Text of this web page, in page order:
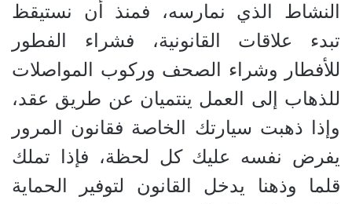
النشاط الذي نمارسه، فمنذ أن نستيقظ
تبدء علاقات القانونية، فشراء الفطور
للأفطار وشراء الصحف وركوب المواصلات
للذهاب إلى العمل ينتميان عن طريق عقد،
وإذا ذهبت سيارتك الخاصة فقانون المرور
يفرض نفسه عليك كل لحظة، فإذا تملك
قلما وذهنا يدخل القانون لتوفير الحماية